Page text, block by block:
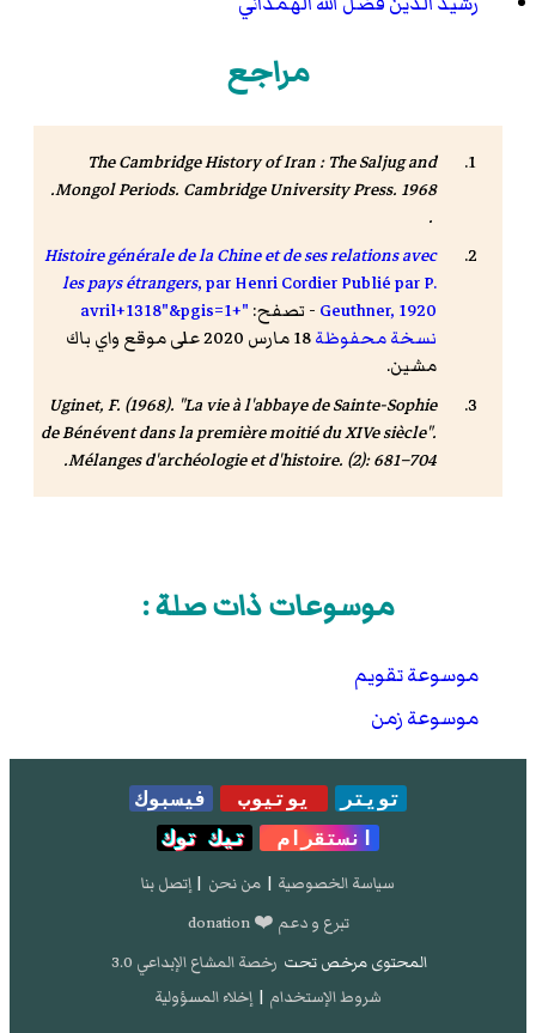
مراجع
The Cambridge History of Iran : The Saljug and
Mongol Periods
. Cambridge University Press. 1968.
.
Histoire générale de la Chine et de ses relations avec
les pays étrangers, par Henri Cordier Publié par P.
Geuthner, 1920 - تصفح:
"+avril+1318"&pgis=1
نسخة محفوظة
18 مارس 2020 على موقع واي باك
مشين.
Uginet, F. (1968). "La vie à l'abbaye de Sainte-Sophie
de Bénévent dans la première moitié du XIVe siècle".
Mélanges d'archéologie et d'histoire. (2): 681–704.
موسوعات ذات صلة :
موسوعة تقويم
موسوعة زمن
تويتر يوتيوب
فيسبوك
انستقرام
تيك توك
سياسة الخصوصية | من نحن | إتصل بنا
تبرع و دعم ❤️ donation
المحتوى مرخص تحت رخصة المشاع الإبداعي 3.0
شروط الإستخدام | إخلاء المسؤولية